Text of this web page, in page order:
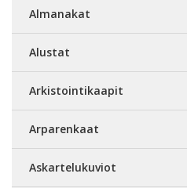
Almanakat
Alustat
Arkistointikaapit
Arparenkaat
Askartelukuviot